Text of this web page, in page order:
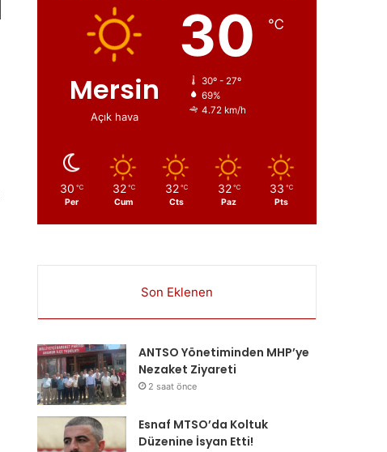
Mersin
Açık hava
30 ℃
30º - 27º
69%
4.72 km/h
30 ℃
Per
32 ℃
Cum
32 ℃
Cts
32 ℃
Paz
33 ℃
Pts
Son Eklenen
ANTSO Yönetiminden MHP’ye
Nezaket Ziyareti
2 saat önce
Esnaf MTSO’da Koltuk
Düzenine İsyan Etti!